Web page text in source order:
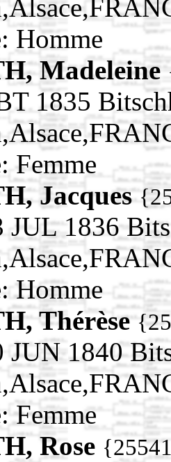
Homme
Madeleine
1835
Femme
Jacques
JUL 1836
Homme
Thérèse
JUN 1840
Femme
Rose